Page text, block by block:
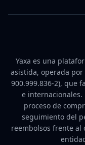
Yaxa es una
asistida, operada por
900.999.836-2), que
e internacionales.
proceso de
seguimiento del
reembolsos frente al